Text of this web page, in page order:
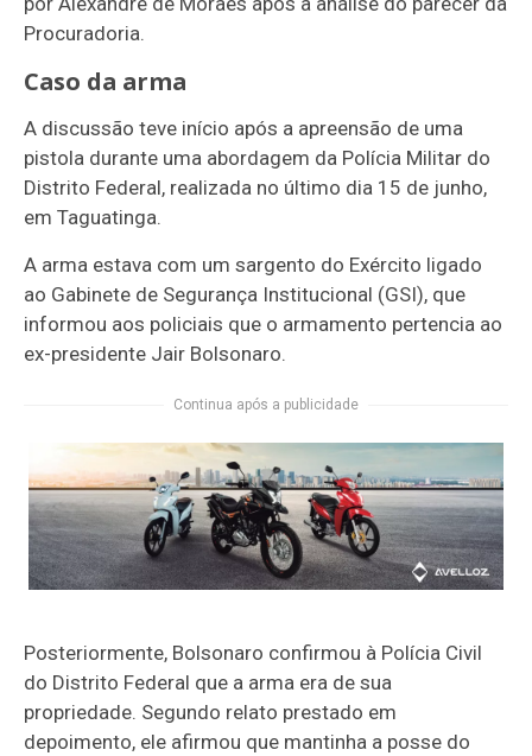
Procuradoria.
Caso da arma
A discussão teve início após a apreensão de uma
pistola durante uma abordagem da Polícia Militar do
Distrito Federal, realizada no último dia 15 de junho,
em Taguatinga.
A arma estava com um sargento do Exército ligado
ao Gabinete de Segurança Institucional (GSI), que
informou aos policiais que o armamento pertencia ao
ex-presidente Jair Bolsonaro.
Continua após a publicidade
Posteriormente, Bolsonaro confirmou à Polícia Civil
do Distrito Federal que a arma era de sua
propriedade. Segundo relato prestado em
depoimento, ele afirmou que mantinha a posse do